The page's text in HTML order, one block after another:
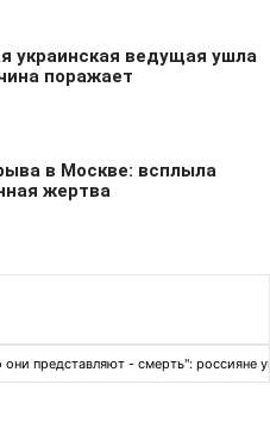
они представляют - смерть":